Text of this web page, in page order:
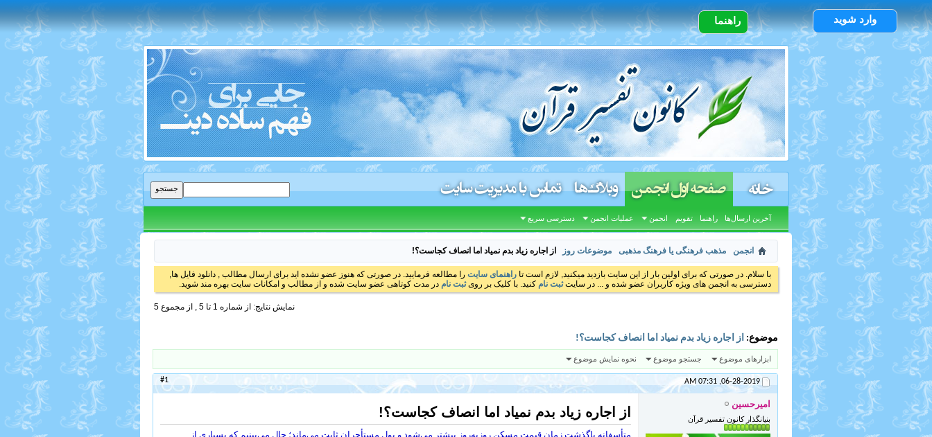
راهنما وارد شوید
خانه صفحه اول انجمن
آخرین ارسال‌ها راهنما تقویم انجمن عملیات انجمن دسترسی سریع
وبلاگ‌ها تماس با مدیریت سایت
انجمن مذهب فرهنگی یا فرهنگ مذهبی موضوعات روز از اجاره زیاد بدم نمیاد اما انصاف کجاست؟!
با سلام. در صورتی که برای اولین بار از این سایت بازدید میکنید, لازم است تا راهنمای سایت را مطالعه فرمایید. در صورتی که هنوز عضو نشده اید برای ارسال مطالب , دانلود فایل ها,
دسترسی به انجمن های ویژه کاربران عضو شده و ... در سایتثبت نام کنید. با کلیک بر رویثبت نام در مدت کوتاهی عضو سایت شده و از مطالب و امکانات سایت بهره مند شوید.
نمایش نتایج: از شماره 1 تا 5 , از مجموع 5
موضوع: از اجاره زیاد بدم نمیاد اما انصاف کجاست؟!
ابزارهای موضوع جستجو موضوع نحوه نمایش موضوع
06-28-2019,
07:31 AM
#1
امیرحسین
بنیانگذار کانون تفسیر قرآن از اجاره زیاد بدم نمیاد اما انصاف کجاست؟!
متأسفانه باگذشت زمان قیمت مسکن روزبه‌روز بیشتر می‌شود و پول مستأجران ثابت می‌ماند؛ حال می‌بینیم که بسیاری از